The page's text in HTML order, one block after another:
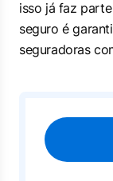
isso já faz
seguro é
seguradoras